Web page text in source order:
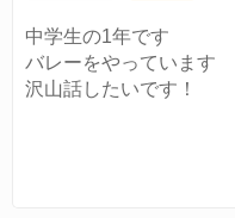
中学生の1年です
バレーをやっています
沢山話したいです！